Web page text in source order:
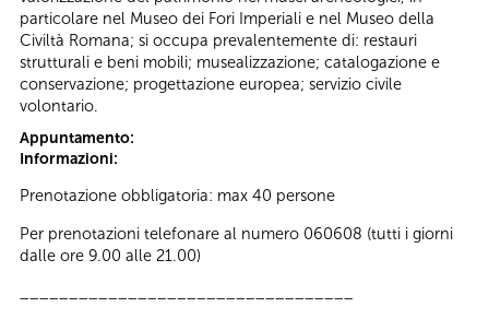
particolare nel Museo dei Fori Imperiali e nel Museo della
Civiltà Romana; si occupa prevalentemente di: restauri
strutturali e beni mobili; musealizzazione; catalogazione e
conservazione; progettazione europea; servizio civile
volontario.
Appuntamento:
Informazioni:
Prenotazione obbligatoria: max 40 persone
Per prenotazioni telefonare al numero 060608 (tutti i giorni
dalle ore 9.00 alle 21.00)